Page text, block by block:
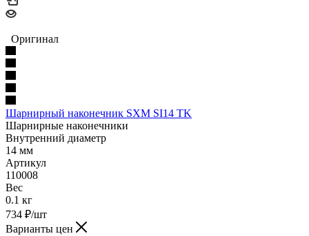
Оригинал
Шарнирный наконечник SXM SI14 TK
Шарнирные наконечники
Внутренний диаметр
14 мм
Артикул
110008
Вес
0.1 кг
734 ₽/шт
Варианты цен